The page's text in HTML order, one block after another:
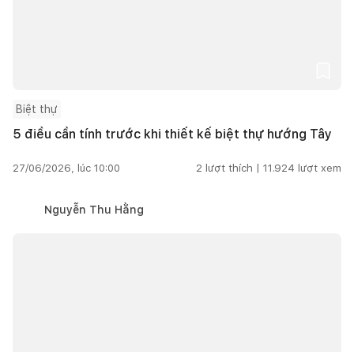
Biệt thự
5 điều cần tính trước khi thiết kế biệt thự hướng Tây
27/06/2026, lúc 10:00 2 lượt thích | 11.924 lượt xem
Nguyễn Thu Hằng